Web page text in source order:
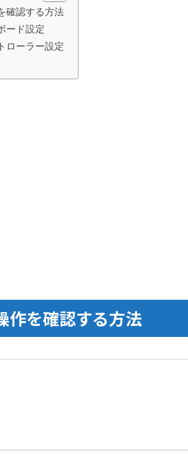
確認する方法
ード設定
ローラー設定
作を確認する方法